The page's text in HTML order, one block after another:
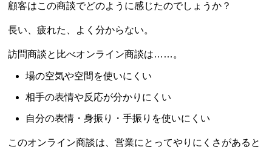
顧客はこの商談でどのように感じたのでしょうか？
長い、疲れた、よく分からない。
訪問商談と比べオンライン商談は……。
場の空気や空間を使いにくい
相手の表情や反応が分かりにくい
自分の表情・身振り・手振りを使いにくい
このオンライン商談は、営業にとってやりにくさがあると